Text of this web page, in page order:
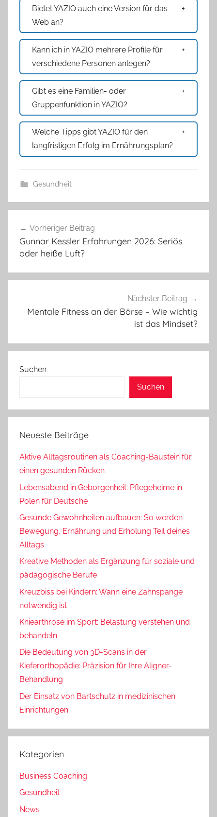
Bietet YAZIO auch eine Version für das
Web an?
Kann ich in YAZIO mehrere Profile für
verschiedene Personen anlegen?
Gibt es eine Familien- oder
Gruppenfunktion in YAZIO?
Welche Tipps gibt YAZIO für den
langfristigen Erfolg im Ernährungsplan?
Gesundheit
Vorheriger Beitrag
Gunnar Kessler Erfahrungen 2026: Seriös
oder heiße Luft?
Nächster Beitrag
Mentale Fitness an der Börse – Wie wichtig
ist das Mindset?
Suchen
Suchen
Neueste Beiträge
Aktive Alltagsroutinen als Coaching-Baustein für
einen gesunden Rücken
Lebensabend in Geborgenheit: Pflegeheime in
Polen für Deutsche
Gesunde Gewohnheiten aufbauen: So werden
Bewegung, Ernährung und Erholung Teil deines
Alltags
Kreative Methoden als Ergänzung für soziale und
pädagogische Berufe
Kreuzbiss bei Kindern: Wann eine Zahnspange
notwendig ist
Kniearthrose im Sport: Belastung verstehen und
behandeln
Die Bedeutung von 3D-Scans in der
Kieferorthopädie: Präzision für Ihre Aligner-
Behandlung
Der Einsatz von Bartschutz in medizinischen
Einrichtungen
Kategorien
Business Coaching
Gesundheit
News